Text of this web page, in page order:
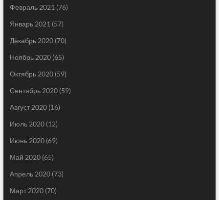
Февраль 2021 (76)
Январь 2021 (57)
Декабрь 2020(70)
Ноябрь 2020(65)
Октябрь 2020(59)
Сентябрь 2020(59)
Август 2020(16)
Июль 2020(12)
Июнь 2020(69)
Май 2020(65)
Апрель 2020(73)
Март 2020(70)